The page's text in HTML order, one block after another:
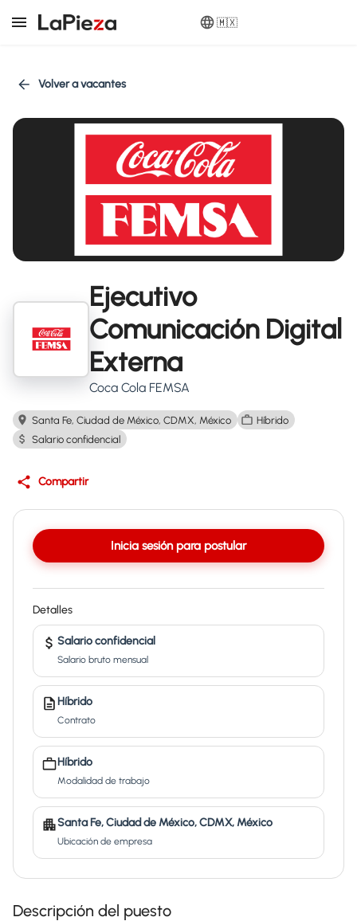
🇲🇽
Volver a vacantes
Ejecutivo
Comunicación Digital
Externa
Coca Cola FEMSA
Santa Fe, Ciudad de México, CDMX, México
Híbrido
Salario confidencial
Compartir
Inicia sesión para postular
Detalles
Salario confidencial
Salario bruto mensual
Híbrido
Contrato
Híbrido
Modalidad de trabajo
Santa Fe, Ciudad de México, CDMX, México
Ubicación de empresa
Descripción del puesto